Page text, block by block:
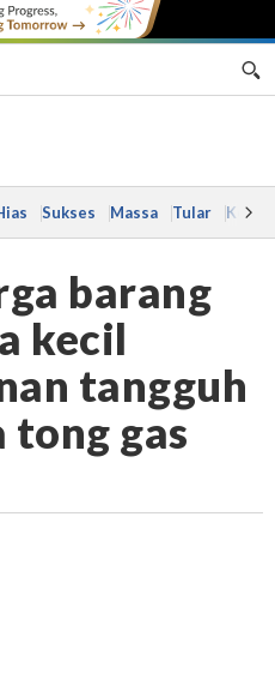
Sukses Massa Tular Kes
barang
kecil
tangguh
tong gas